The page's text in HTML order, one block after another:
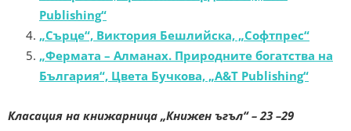
Publishing“
„Сърце“, Виктория Бешлийска, „Софтпрес“
„Фермата – Алманах. Природните богатства на
България“, Цвета Бучкова, „A&T Publishing“
Класация на книжарница „Книжен ъгъл“ – 23 –29